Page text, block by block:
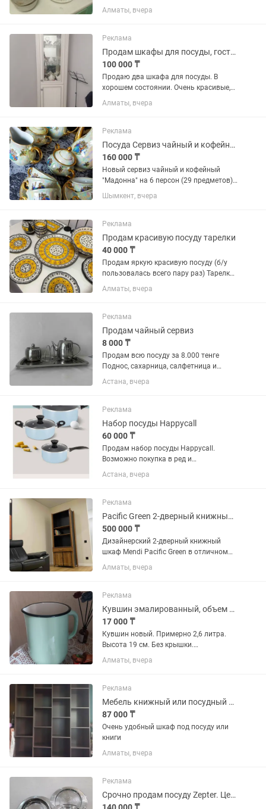
Алматы, вчера
Реклама
Продам шкафы для посуды, гостиную
100 000 ₸
Продаю два шкафа для посуды. В
хорошем состоянии. Очень красивые,
молочного цвета, очень удобные.
Шкафы сохранились в отличном
вписываются в новый дизайн
гостиной,...
Алматы, вчера
Реклама
Посуда Сервиз чайный и кофейный Мадонна на 6 персон
160 000 ₸
Новый сервиз чайный и кофейный
"Мадонна" на 6 персон (29 предметов).
Фарфор, Югославия. Titov Veles.
Состояние идеальное, сервантное
подарок.
Шымкент, вчера
Реклама
Продам красивую посуду тарелки
40 000 ₸
Продам яркую красивую посуду (б/у
пользовалась всего пару раз) Тарелки
8 шт 1500 Под нарезки 2шт 2500
Фруктовница/ под торт 1шт 7000 Табак
1 3000 Овальное блюдо 1...
Алматы, вчера
Реклама
Продам чайный сервиз
8 000 ₸
Продам всю посуду за 8.000 тенге
Поднос, сахарница, салфетница и
чайник заварник
Астана, вчера
Реклама
Набор посуды Happycall
60 000 ₸
Продам набор посуды Happycall.
Возможно покупка в ред и
рассрочку.Новый, в упаковке.
Оригинал, выкуплен из Южной Кореи. В
кастрюля 24 см. Подходят для всех
видов...
Астана, вчера
Реклама
Pacific Green 2-дверный книжный шкаф коллекция Mendi / Vintage
500 000 ₸
Дизайнерский 2-дверный книжный
шкаф Mendi Pacific Green в отличном
состоянии / коллекционный предмет
интерьера Retail от 3500$ Размер
Коллекция: MENDI...
Алматы, вчера
Реклама
Кувшин эмалированный, объем примерно 2,6 литра
17 000 ₸
Кувшин новый. Примерно 2,6 литра.
Высота 19 см. Без крышки.
Однотонный. Цвет немного бледно-
зеленый Производитель: ООО
Алматы, вчера
Реклама
Мебель книжный или посудный шкаф,
87 000 ₸
Очень удобный шкаф под посуду или
книги
Алматы, вчера
Реклама
Срочно продам посуду Zepter. Цена снижена! Кастрюля